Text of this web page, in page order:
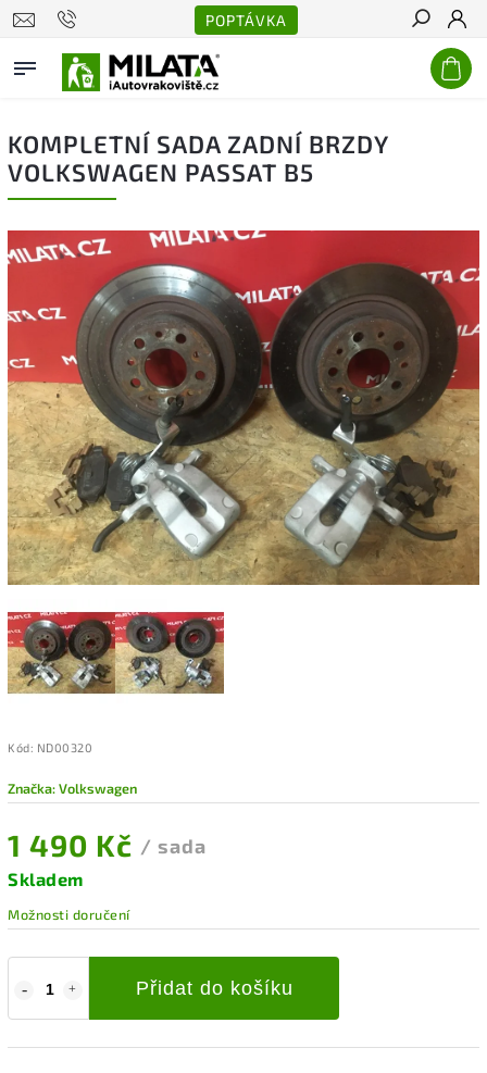
POPTÁVKA
Hledat
KOMPLETNÍ SADA ZADNÍ BRZDY
VOLKSWAGEN PASSAT B5
Kód: ND00320
Značka:Volkswagen
1 490 Kč / sada
Skladem
Možnosti doručení
Přidat do košíku